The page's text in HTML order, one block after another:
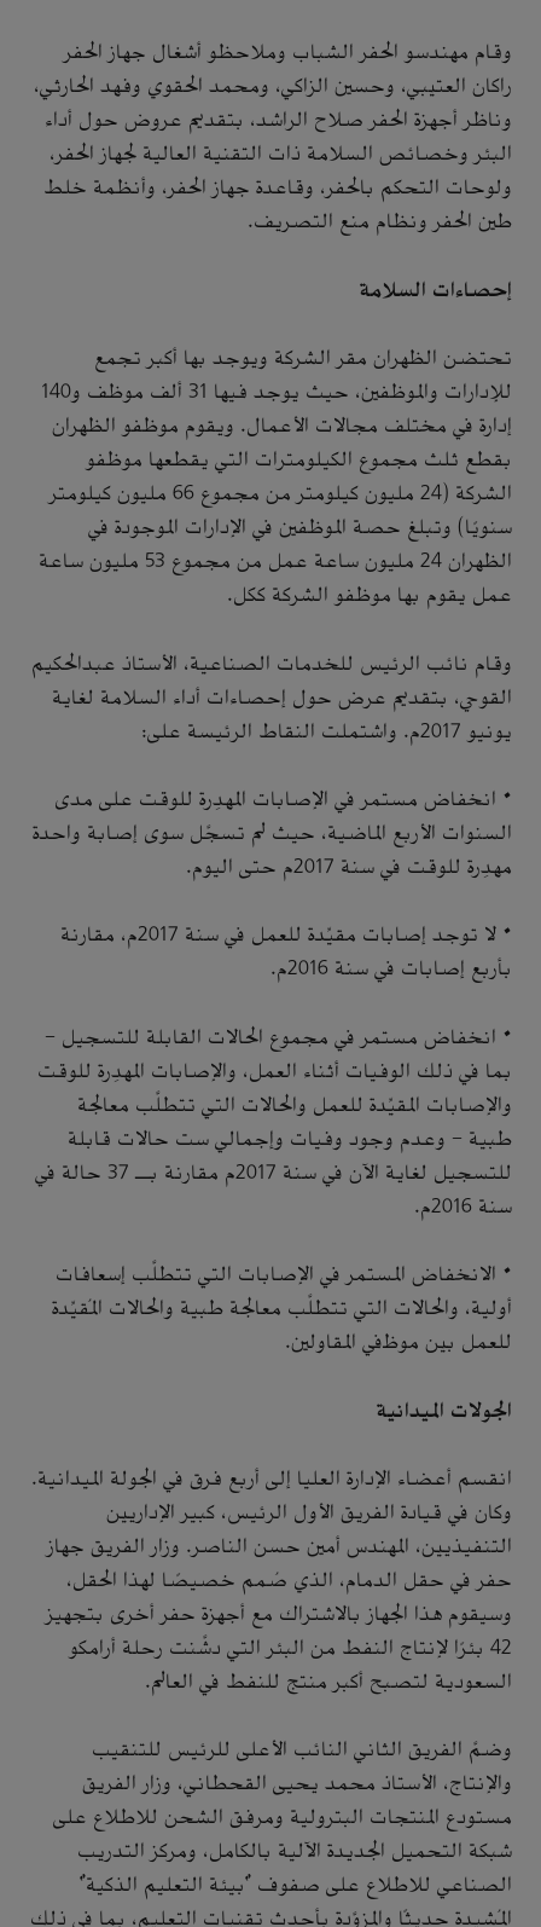
وقام مهندسو الحفر الشباب وملاحظو أشغال جهاز الحفر
راكان العتيبي، وحسين الزاكي، ومحمد الحقوي وفهد الحارثي،
وناظر أجهزة الحفر صلاح الراشد، بتقديم عروض حول أداء
البئر وخصائص السلامة ذات التقنية العالية لجهاز الحفر،
ولوحات التحكم بالحفر، وقاعدة جهاز الحفر، وأنظمة خلط
طين الحفر ونظام منع التصريف.
إحصاءات السلامة
تحتضن الظهران مقر الشركة ويوجد بها أكبر تجمع
للإدارات والموظفين، حيث يوجد فيها 31 ألف موظف و140
إدارة في مختلف مجالات الأعمال. ويقوم موظفو الظهران
بقطع ثلث مجموع الكيلومترات التي يقطعها موظفو
الشركة (24 مليون كيلومتر من مجموع 66 مليون كيلومتر
سنويًا) وتبلغ حصة الموظفين في الإدارات الموجودة في
الظهران 24 مليون ساعة عمل من مجموع 53 مليون ساعة
عمل يقوم بها موظفو الشركة ككل.
وقام نائب الرئيس للخدمات الصناعية، الأستاذ عبدالحكيم
القوحي، بتقديم عرض حول إحصاءات أداء السلامة لغاية
يونيو 2017م. واشتملت النقاط الرئيسة على:
• انخفاض مستمر في الإصابات المهدِرة للوقت على مدى
السنوات الأربع الماضية، حيث لم تسجَّل سوى إصابة واحدة
مهدِرة للوقت في سنة 2017م حتى اليوم.
• لا توجد إصابات مقيِّدة للعمل في سنة 2017م، مقارنة
بأربع إصابات في سنة 2016م.
• انخفاض مستمر في مجموع الحالات القابلة للتسجيل -
بما في ذلك الوفيات أثناء العمل، والإصابات المهدِرة للوقت
والإصابات المقيِّدة للعمل والحالات التي تتطلَّب معالجة
طبية - وعدم وجود وفيات وإجمالي ست حالات قابلة
للتسجيل لغاية الآن في سنة 2017م مقارنة بـ 37 حالة في
سنة 2016م.
• الانخفاض المستمر في الإصابات التي تتطلَّب إسعافات
أولية، والحالات التي تتطلَّب معالجة طبية والحالات المُقيِّدة
للعمل بين موظفي المقاولين.
الجولات الميدانية
انقسم أعضاء الإدارة العليا إلى أربع فرق في الجولة الميدانية.
وكان في قيادة الفريق الأول الرئيس، كبير الإداريين
التنفيذيين، المهندس أمين حسن الناصر. وزار الفريق جهاز
حفر في حقل الدمام، الذي صُمم خصيصًا لهذا الحقل،
وسيقوم هذا الجهاز بالاشتراك مع أجهزة حفر أخرى بتجهيز
42 بئرًا لإنتاج النفط من البئر التي دشَّنت رحلة أرامكو
السعودية لتصبح أكبر منتج للنفط في العالم.
وضمَّ الفريق الثاني النائب الأعلى للرئيس للتنقيب
والإنتاج، الأستاذ محمد يحيى القحطاني، وزار الفريق
مستودع المنتجات البترولية ومرفق الشحن للاطلاع على
شبكة التحميل الجديدة الآلية بالكامل، ومركز التدريب
الصناعي للاطلاع على صفوف "بيئة التعليم الذكية"
المُشيدة حديثًا والمزوَّدة بأحدث تقنيات التعليم، بما في ذلك